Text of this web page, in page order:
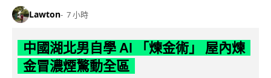
Lawton 7 小時
中國湖北男自學 AI 「煉金術」 屋內煉
金冒濃煙驚動全區